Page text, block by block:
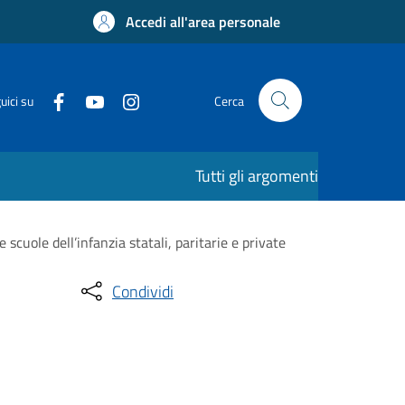
Accedi all'area personale
su Cerca
Tutti gli argomenti
dell’infanzia statali, paritarie e private
Condividi